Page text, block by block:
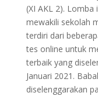
(XI AKL 2).
mewakili sekolah
terdiri dari
tes online untuk
terbaik yang
Januari 2021.
diselenggarakan